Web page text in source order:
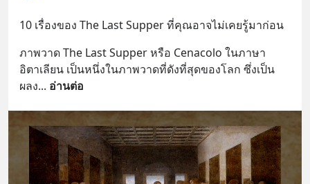
10 เรื่องของ The Last Supper ที่คุณอาจไม่เคยรู้มาก่อน
ภาพวาด The Last Supper หรือ Cenacolo ในภาษา
อิตาเลียน เป็นหนึ่งในภาพวาดที่ดังที่สุดของโลก ซึ่งเป็น
ผลง... อ่านต่อ